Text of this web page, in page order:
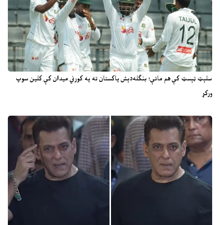
سلېټ ټېسټ کې هم ماتې؛ بنګله‌دېش پاکستان ته په کورني میدان کې کلین سوپ
ورکړ